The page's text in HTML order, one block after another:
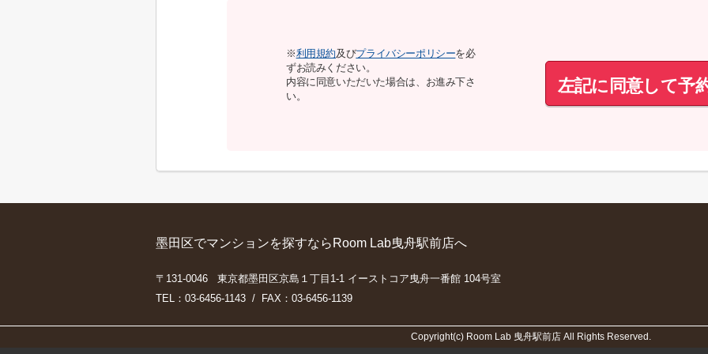
※利用規約及びプライバシーポリシーを必
ずお読みください。
内容に同意いただいた場合は、お進み下さ
い。
左記に同意して予
墨田区でマンションを探すならRoom Lab曳舟駅前店へ
〒131-0046 東京都墨田区京島１丁目1-1 イーストコア曳舟一番館 104号室
TEL：03-6456-1143 / FAX：03-6456-1139
Copyright(c) Room Lab 曳舟駅前店 All Rights Reserved.